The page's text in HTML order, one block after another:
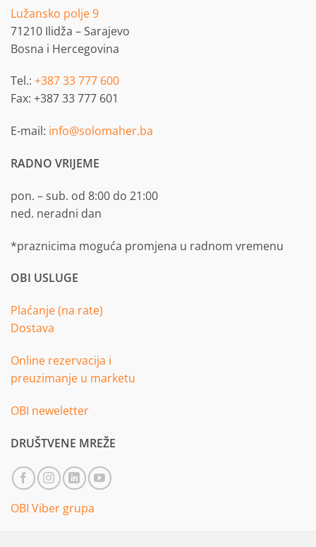
Lužansko polje 9
71210 Ilidža – Sarajevo
Bosna i Hercegovina
Tel.: +387 33 777 600
Fax: +387 33 777 601
E-mail: info@solomaher.ba
RADNO VRIJEME
pon. – sub. od 8:00 do 21:00
ned. neradni dan
*praznicima moguća promjena u radnom vremenu
OBI USLUGE
Plaćanje (na rate)
Dostava
Online rezervacija i
preuzimanje u marketu
OBI neweletter
DRUŠTVENE MREŽE
OBI Viber grupa